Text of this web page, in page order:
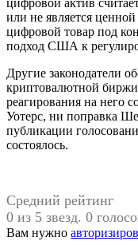
или не является
цифровой товар под
подход США к
Другие законодатели
криптовалютной
реагирования на него
Уотерс, ни поправка
публикации
состоялось.
Средний рейтинг
0 из 5 звезд. 0
Вам нужно